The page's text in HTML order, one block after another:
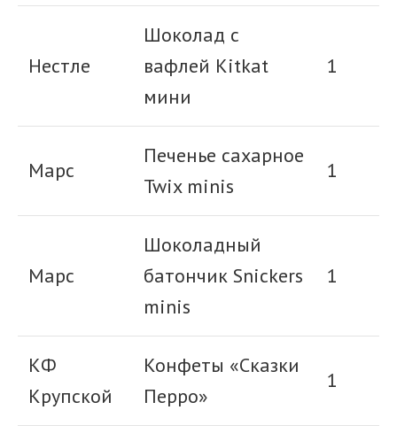
Нестле
Шоколад с
вафлей Kitkat
мини
1
Марс
Печенье сахарное
Twix minis
1
Марс
Шоколадный
батончик Snickers
minis
1
КФ
Крупской
Конфеты «Сказки
Перро»
1